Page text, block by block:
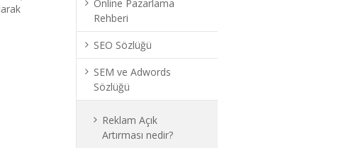
Online Pazarlama
Rehberi
SEO Sözlüğü
SEM ve Adwords
Sözlüğü
Reklam Açık
Artırması nedir?